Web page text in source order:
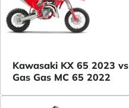
Kawasaki KX 65 2023 vs
Gas Gas MC 65 2022